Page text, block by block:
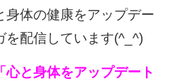
身体の健康をアップデー
を配信しています(^_^)
「心と身体をアップデート